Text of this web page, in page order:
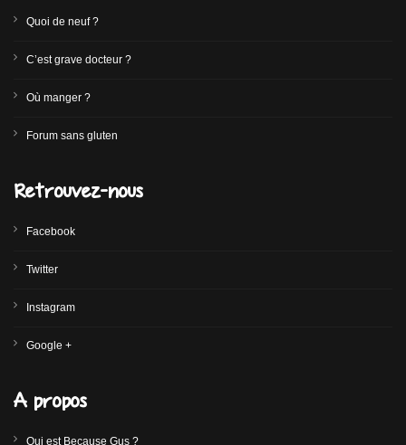
Quoi de neuf ?
C’est grave docteur ?
Où manger ?
Forum sans gluten
Retrouvez-nous
Facebook
Twitter
Instagram
Google +
A propos
Qui est Because Gus ?